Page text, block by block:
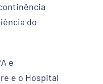
do
e
e o Hospital